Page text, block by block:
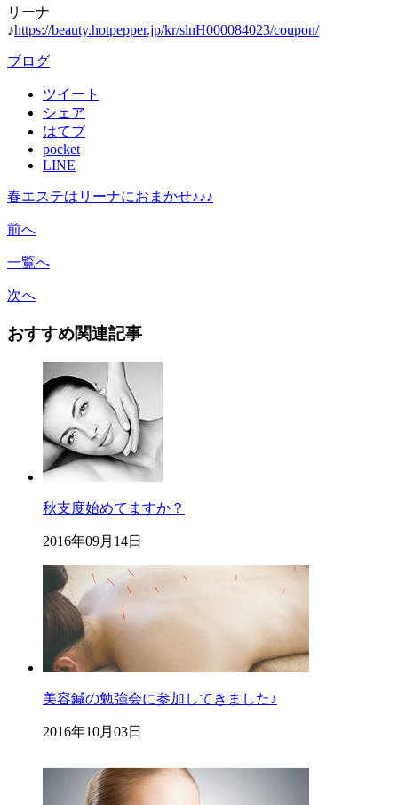
リーナ
♪https://beauty.hotpepper.jp/kr/slnH000084023/coupon/
ブログ
ツイート
シェア
はてブ
pocket
LINE
春エステはリーナにおまかせ♪♪♪
前へ
一覧へ
次へ
おすすめ関連記事
秋支度始めてますか？
2016年09月14日
美容鍼の勉強会に参加してきました♪
2016年10月03日